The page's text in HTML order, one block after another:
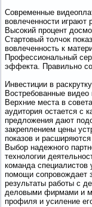
Современные
вовлеченности
Высокий процент
Стартовый толчок
вовлеченность к
Профессиональный
эффекта. Правильно
Инвестиции в
Востребованные видео
Верхние места в
аудитория остается с
предложения дают
закреплением цены
показов и
Выбор надежного
технологии
команда специалистов
помощи сопровождает
результаты работы с
деловыми фирмами и
профиля и усиление